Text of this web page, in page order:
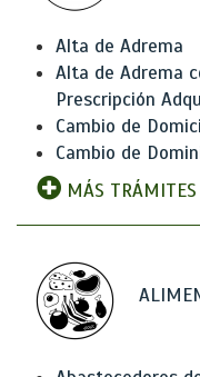
Alta de Adrema
Alta de Adrema
Prescripción
Cambio de
Cambio de
MÁS TRÁMITES